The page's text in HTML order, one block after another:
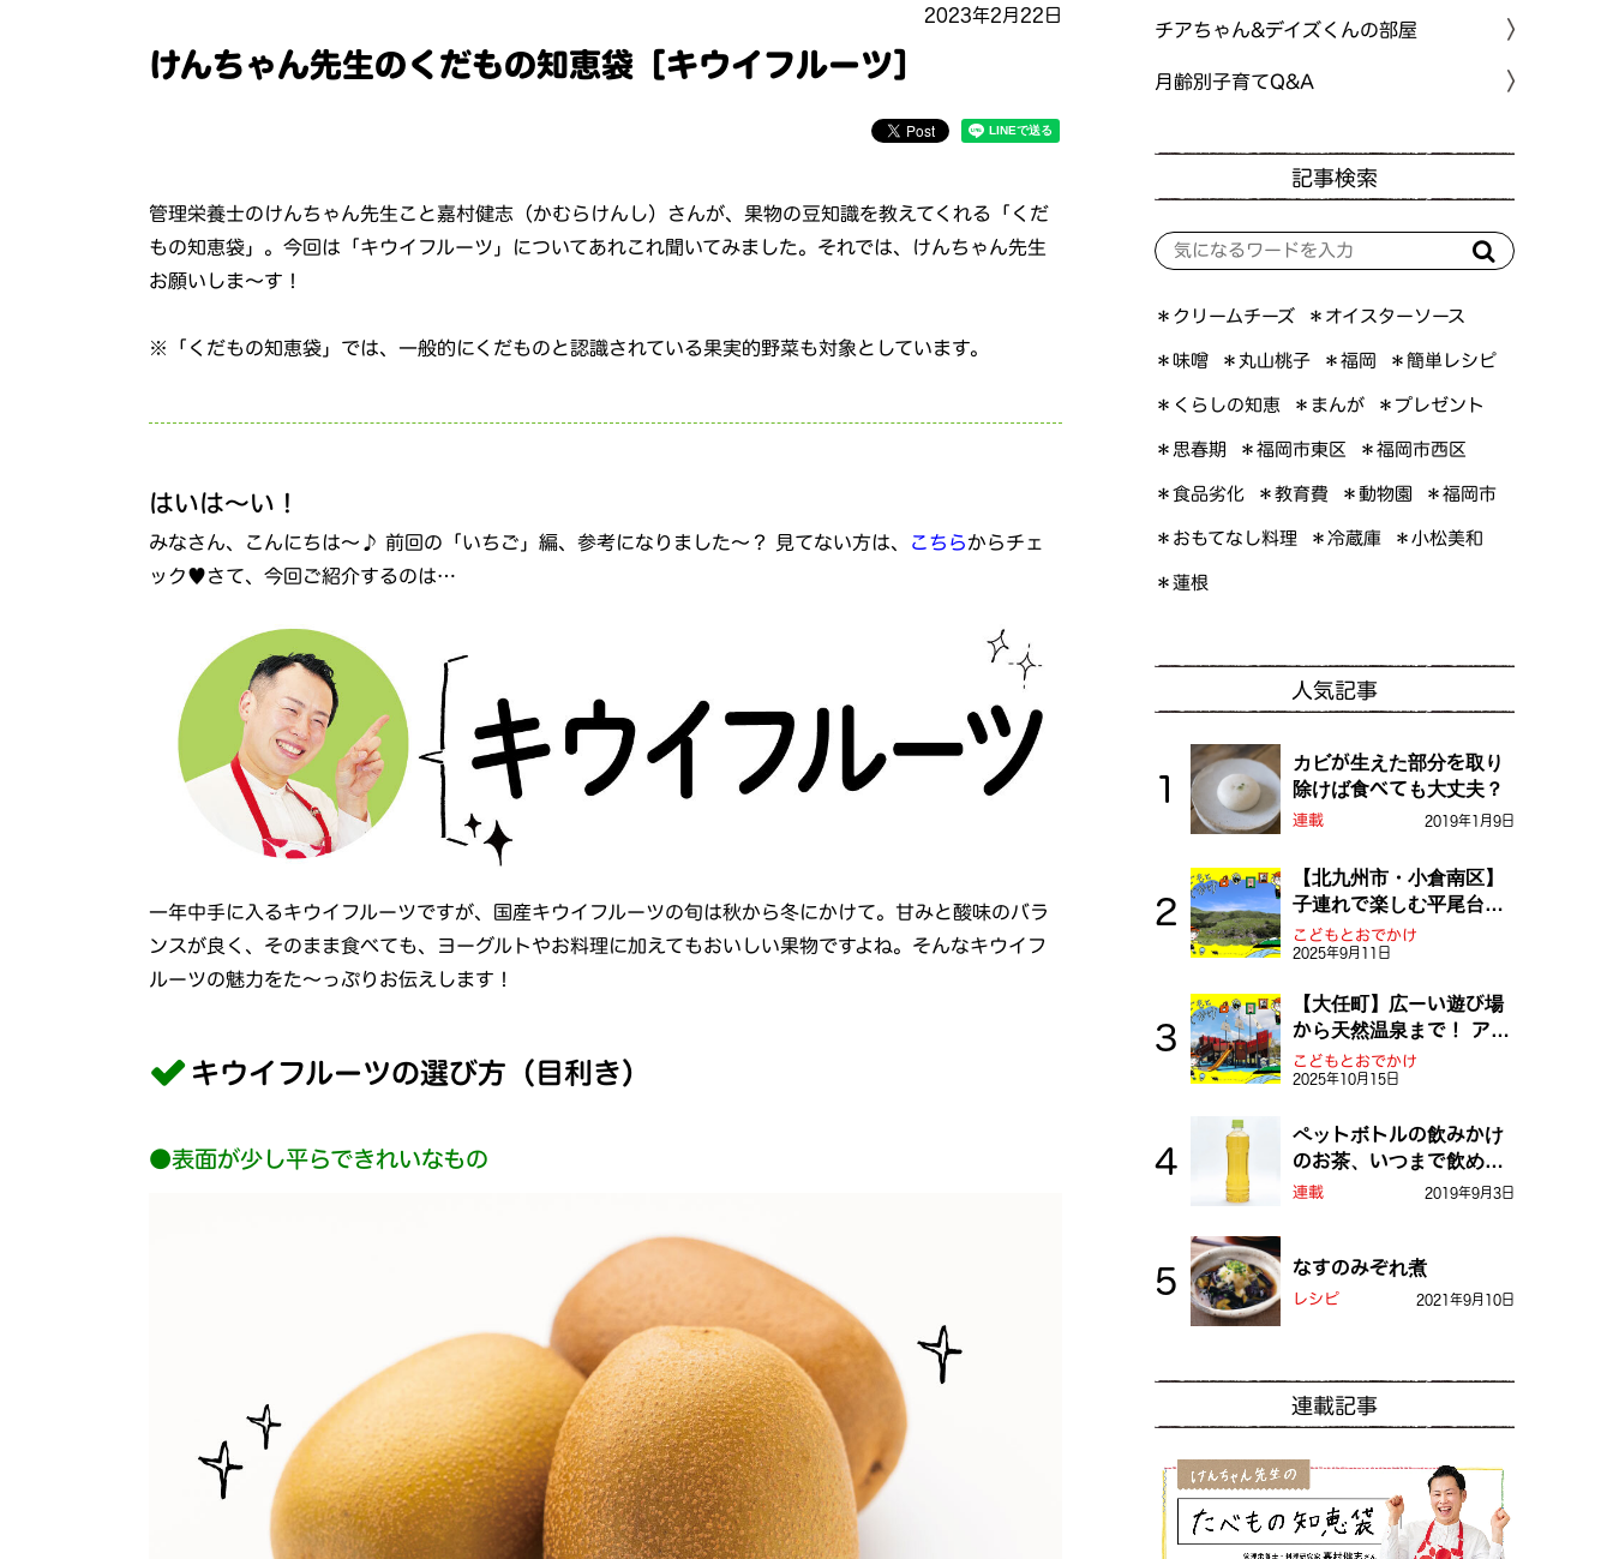
2023年2月22日
けんちゃん先生のくだもの知恵袋［キウイフルーツ］
管理栄養士のけんちゃん先生こと嘉村健志（かむらけんし）さんが、果物の豆知識を教えてくれる「くだ
もの知恵袋」。今回は「キウイフルーツ」についてあれこれ聞いてみました。それでは、けんちゃん先生
お願いしま～す！
※「くだもの知恵袋」では、一般的にくだものと認識されている果実的野菜も対象としています。
はいは～い！
みなさん、こんにちは～♪ 前回の「いちご」編、参考になりました～？ 見てない方は、 こちらからチェ
ック♥さて、今回ご紹介するのは…
一年中手に入るキウイフルーツですが、国産キウイフルーツの旬は秋から冬にかけて。甘みと酸味のバラ
ンスが良く、そのまま食べても、ヨーグルトやお料理に加えてもおいしい果物ですよね。そんなキウイフ
ルーツの魅力をた〜っぷりお伝えします！
キウイフルーツの選び方（目利き）
●表面が少し平らできれいなもの
チアちゃん&デイズくんの部屋
月齢別子育てQ&A
記事検索
＊クリームチーズ ＊オイスターソース
＊味噌 ＊丸山桃子 ＊福岡 ＊簡単レシピ
＊くらしの知恵 ＊まんが ＊プレゼント
＊思春期 ＊福岡市東区 ＊福岡市西区
＊食品劣化 ＊教育費 ＊動物園 ＊福岡市
＊おもてなし料理 ＊冷蔵庫 ＊小松美和
＊蓮根
人気記事
カビが生えた部分を取り
除けば食べても大丈夫？
連載 2019年1月9日
【北九州市・小倉南区】
子連れで楽しむ平尾台！
ふしぎな草原や千仏鍾乳
洞を探検しよう！
こどもとおでかけ
2025年9月11日
【大任町】広ーい遊び場
から天然温泉まで！ アミ
ューズメントな道の駅・
おおとう桜街道
こどもとおでかけ
2025年10月15日
ペットボトルの飲みかけ
のお茶、いつまで飲め
る？
連載 2019年9月3日
なすのみぞれ煮
レシピ 2021年9月10日
連載記事